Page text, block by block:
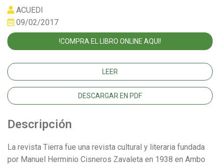
ACUEDI
09/02/2017
!COMPRA EL LIBRO ONLINE AQUI!
LEER
DESCARGAR EN PDF
Descripción
La revista Tierra fue una revista cultural y literaria fundada
por Manuel Herminio Cisneros Zavaleta en 1938 en Ambo